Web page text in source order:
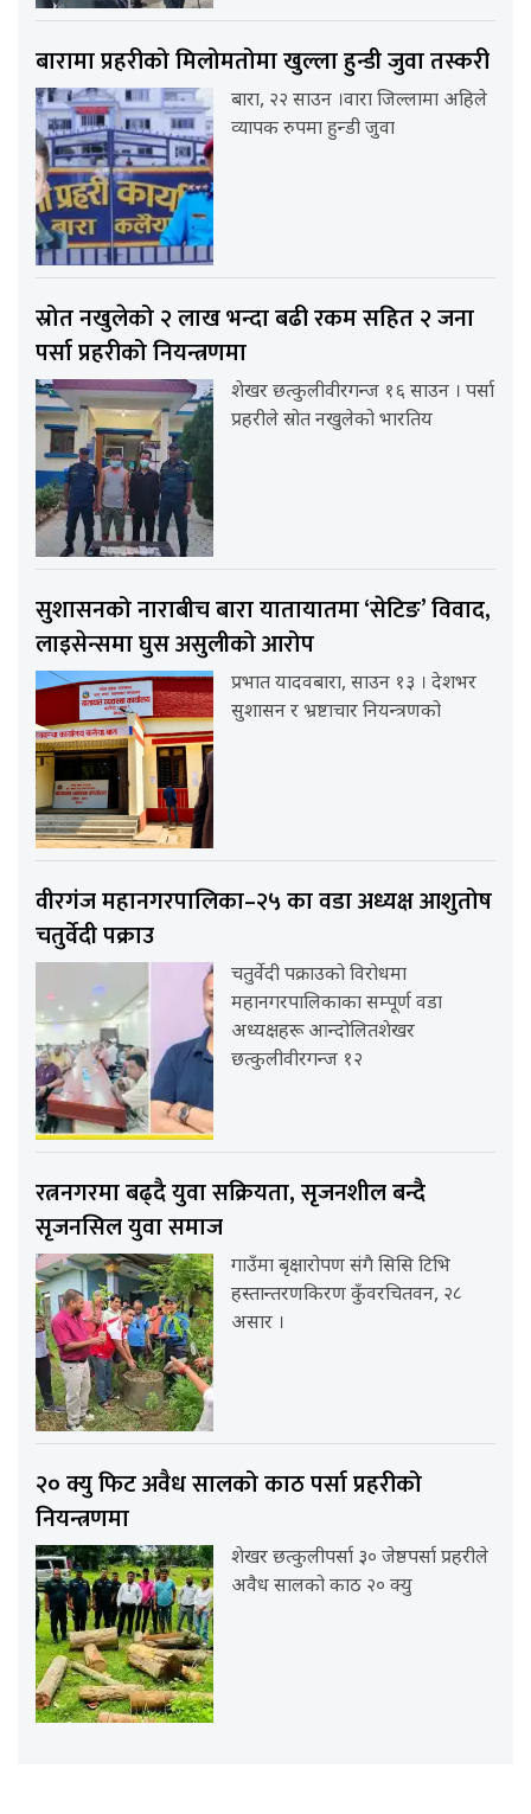
बारामा प्रहरीको मिलोमतोमा खुल्ला हुन्डी जुवा तस्करी
बारा, २२ साउन ।वारा जिल्लामा अहिले
व्यापक रुपमा हुन्डी जुवा
स्रोत नखुलेको २ लाख भन्दा बढी रकम सहित २ जना
पर्सा प्रहरीको नियन्त्रणमा
शेखर छत्कुलीवीरगन्ज १६ साउन । पर्सा
प्रहरीले स्रोत नखुलेको भारतिय
सुशासनको नाराबीच बारा यातायातमा ‘सेटिङ’ विवाद,
लाइसेन्समा घुस असुलीको आरोप
प्रभात यादवबारा, साउन १३ । देशभर
सुशासन र भ्रष्टाचार नियन्त्रणको
वीरगंज महानगरपालिका–२५ का वडा अध्यक्ष आशुतोष
चतुर्वेदी पक्राउ
चतुर्वेदी पक्राउको विरोधमा
महानगरपालिकाका सम्पूर्ण वडा
अध्यक्षहरू आन्दोलितशेखर
छत्कुलीवीरगन्ज १२
रत्ननगरमा बढ्दै युवा सक्रियता, सृजनशील बन्दै
सृजनसिल युवा समाज
गाउँमा बृक्षारोपण संगै सिसि टिभि
हस्तान्तरणकिरण कुँवरचितवन, २८
असार ।
२० क्यु फिट अवैध सालको काठ पर्सा प्रहरीको
नियन्त्रणमा
शेखर छत्कुलीपर्सा ३० जेष्ठपर्सा प्रहरीले
अवैध सालको काठ २० क्यु